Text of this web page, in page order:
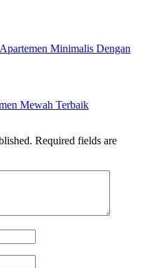
Minimalis Dengan
Mewah Terbaik
Required fields are